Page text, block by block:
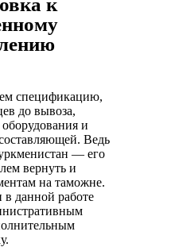
к
спецификацию,
до вывоза,
и
Ведь
— его
вернуть и
на таможне.
данной работе